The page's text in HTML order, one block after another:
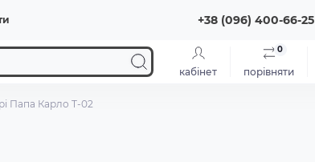
+38 (096) 400-66-25
кабінет порівняти
0
Папа Карло T-02